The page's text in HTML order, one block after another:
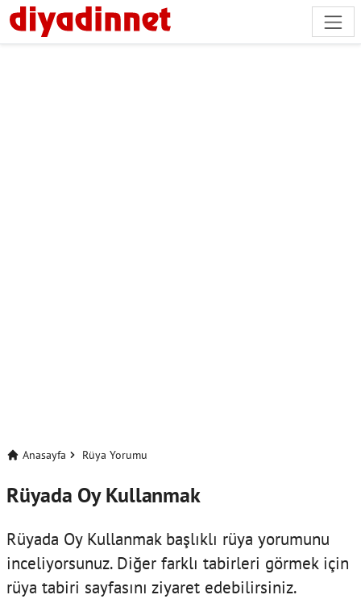
Anasayfa Rüya Yorumu
Rüyada Oy Kullanmak
Rüyada Oy Kullanmak başlıklı rüya yorumunu
inceliyorsunuz. Diğer farklı tabirleri görmek için
rüya tabiri sayfasını ziyaret edebilirsiniz.